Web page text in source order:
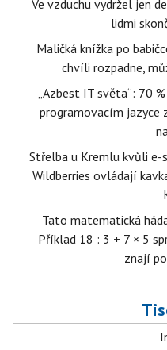
Ve vzduchu vydržel jen
lidmi
Maličká knížka po
chvíli rozpadne,
„Azbest IT světa“: 70
programovacím jazyce
Střelba u Kremlu kvůli e-
Wildberries ovládají
Tato matematická
Příklad 18 : 3 + 7 × 5
znají